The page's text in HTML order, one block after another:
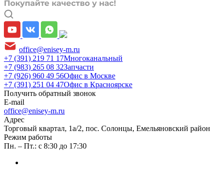
office@enisey-m.ru
+7 (391) 219 71 17Многоканальный
+7 (983) 265 08 32Запчасти
+7 (926) 960 49 56Офис в Москве
+7 (391) 251 04 47Офис в Красноярске
Получить обратный звонок
E-mail
office@enisey-m.ru
Адрес
​Торговый квартал, 1а/2, пос. Солонцы, Емельяновский район
Режим работы
Пн. – Пт.: с 8:30 до 17:30